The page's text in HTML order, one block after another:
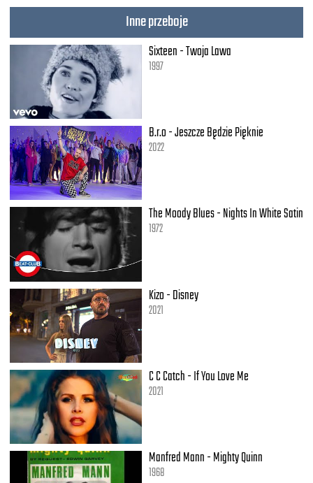
(Scratch - hit me)
Freestyler, rock the microphone
Straight from the top of my dome
Freestyler, rock the microphone
Carry on with the freestyler
Yeah, straight from the top of my dome
As I rock-rock, rock-rock, rock the microphone
Yeah, straight from the top of my dome
As I rock-rock, rock-rock, rock the microphone
Yeah, straight from the top of my dome
As I rock-rock, rock-rock, rock the microphone
Yeah, straight from the top of my dome
As I rock-rock, rock-rock, rock the microphone
(Scratch - hit me)
Inne przeboje
Sixteen - Twoja Lawa
1997
B.r.o - Jeszcze Będzie Pięknie
2022
The Moody Blues - Nights In White Satin
1972
Kizo - Disney
2021
C C Catch - If You Love Me
2021
Manfred Mann - Mighty Quinn
1968